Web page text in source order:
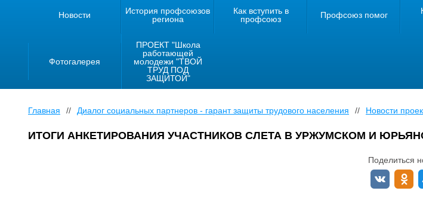
Новости
История профсоюзов
региона
Как вступить в
профсоюз
Профсоюз помог
Фотогалерея
ПРОЕКТ "Школа
работающей
молодежи "ТВОЙ
ТРУД ПОД
ЗАЩИТОЙ"
Главная // Диалог социальных партнеров - гарант защиты трудового населения // Новости
ИТОГИ АНКЕТИРОВАНИЯ УЧАСТНИКОВ СЛЕТА В УРЖУМСКОМ И
Поделиться